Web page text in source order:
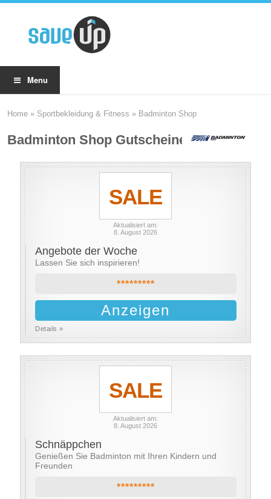
Menu
Home » Sportbekleidung & Fitness » Badminton Shop
Badminton Shop Gutscheine
SALE
Aktualisiert am:
8. August 2026
Angebote der Woche
Lassen Sie sich inspirieren!
*********
Anzeigen
Details »
SALE
Aktualisiert am:
8. August 2026
Schnäppchen
Genießen Sie Badminton mit Ihren Kindern und
Freunden
*********